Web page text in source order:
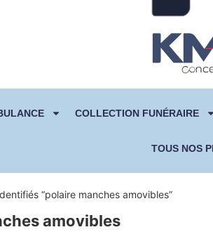
COLLECTION FUNÉRAIRE
TOUS NOS
“polaire manches amovibles”
amovibles